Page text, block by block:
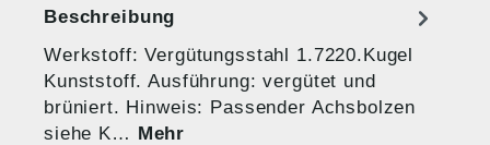
Beschreibung
Werkstoff: Vergütungsstahl 1.7220.Kugel
Kunststoff. Ausführung: vergütet und
brüniert. Hinweis: Passender Achsbolzen
siehe K… Mehr